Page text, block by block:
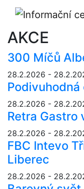
AKCE
300 Míčů
28.2.2026 -
28.2.2026 -
Retra Gastro
28.2.2026 -
FBC Intevo
Liberec
28.2.2026 -